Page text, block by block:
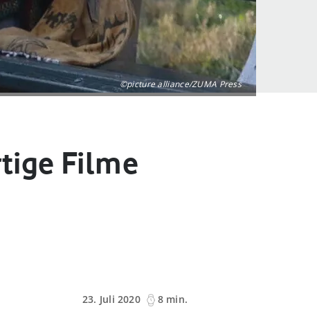
©picture alliance/ZUMA Press
Filme
23. Juli 2020
8 min.